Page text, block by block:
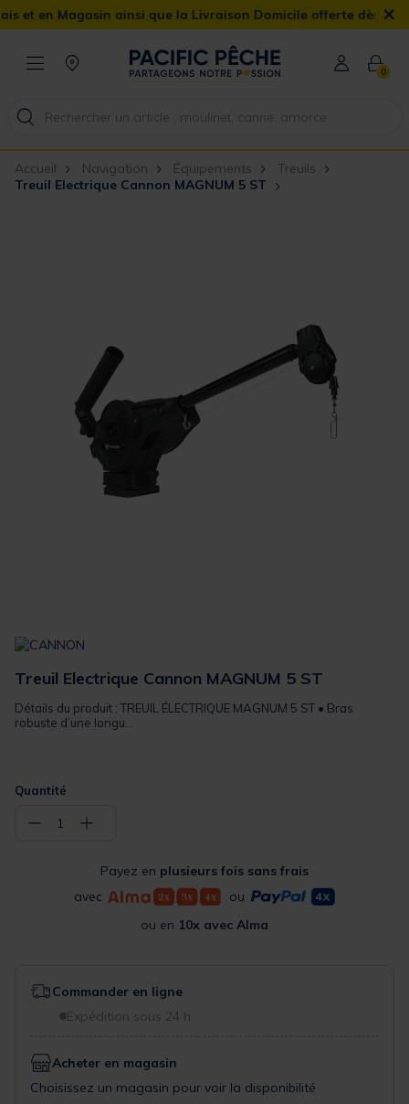
Magasin ainsi que la Livraison Domicile offerte dès 90€ ×
0
Accueil Navigation Équipements
Treuils
Treuil Electrique Cannon MAGNUM 5 ST
Treuil Electrique Cannon MAGNUM 5 ST
Détails du produit : TREUIL ÉLECTRIQUE MAGNUM 5 ST • Bras
robuste d’une longu...
Quantité
− 1 +
Payez en plusieurs fois sans frais
avec
ou
ou en 10x avec Alma
Commander en ligne
Expédition sous 24 h
Acheter en magasin
Choisissez un magasin pour voir la disponibilité